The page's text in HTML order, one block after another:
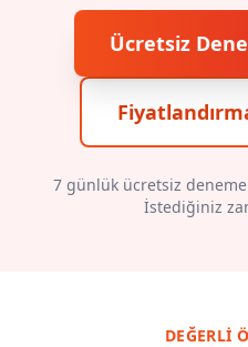
Ücretsiz
7 günlük ücretsiz deneme
İstediğiniz
DEĞERLI